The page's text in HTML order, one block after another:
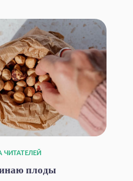
ЧИТАТЕЛЕЙ
плоды